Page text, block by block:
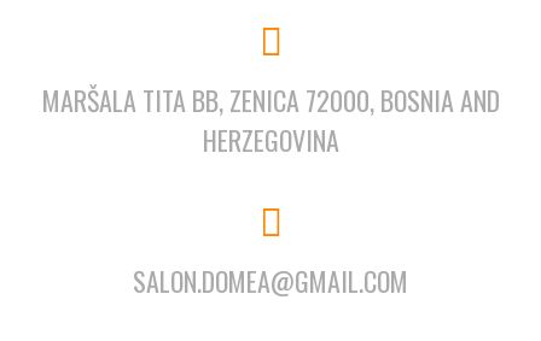
MARŠALA TITA BB, ZENICA 72000, BOSNIA AND
HERZEGOVINA
SALON.DOMEA@GMAIL.COM